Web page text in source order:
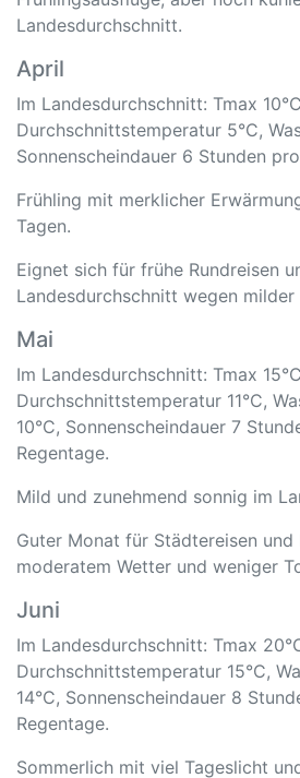
Landesdurchschnitt.
April
Im Landesdurchschnitt: Tmax
Durchschnittstemperatur 5°C,
Sonnenscheindauer 6 Stunden
Frühling mit merklicher
Tagen.
Eignet sich für frühe Rundreisen
Landesdurchschnitt wegen milder
Mai
Im Landesdurchschnitt: Tmax
Durchschnittstemperatur 11°C,
10°C, Sonnenscheindauer 7
Regentage.
Mild und zunehmend sonnig im
Guter Monat für Städtereisen und
moderatem Wetter und weniger
Juni
Im Landesdurchschnitt: Tmax
Durchschnittstemperatur 15°C,
14°C, Sonnenscheindauer 8
Regentage.
Sommerlich mit viel Tageslicht